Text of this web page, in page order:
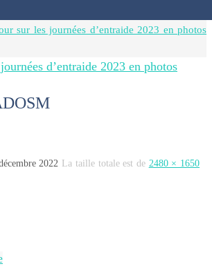
sur les journées d’entraide 2023 en photos
d’entraide 2023 en photos
2022 La taille totale est de 2480 × 1650